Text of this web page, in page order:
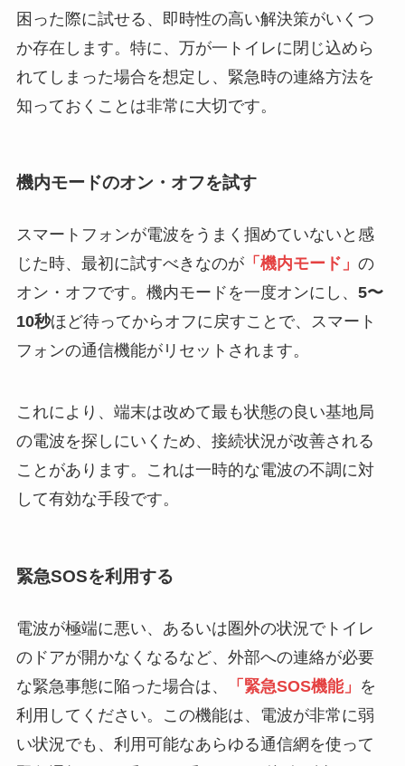
困った際に試せる、即時性の高い解決策がいくつ
か存在します。特に、万が一トイレに閉じ込めら
れてしまった場合を想定し、緊急時の連絡方法を
知っておくことは非常に大切です。
機内モードのオン・オフを試す
スマートフォンが電波をうまく掴めていないと感
じた時、最初に試すべきなのが「機内モード」 の
オン・オフです。機内モードを一度オンにし、 5〜
10秒ほど待ってからオフに戻すことで、スマート
フォンの通信機能がリセットされます。
これにより、端末は改めて最も状態の良い基地局
の電波を探しにいくため、接続状況が改善される
ことがあります。これは一時的な電波の不調に対
して有効な手段です。
緊急SOSを利用する
電波が極端に悪い、あるいは圏外の状況でトイレ
のドアが開かなくなるなど、外部への連絡が必要
な緊急事態に陥った場合は、
「緊急SOS機能」 を
利用してください。この機能は、電波が非常に弱
い状況でも、利用可能なあらゆる通信網を使って